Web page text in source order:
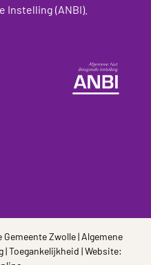
Instelling (ANBI).
Zwolle | Algemene
|Toegankelijkheid | Website: